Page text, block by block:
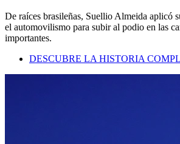
De raíces brasileñas, Suellio Almeida aplicó
el automovilismo para subir al podio en las
importantes.
DESCUBRE LA HISTORIA